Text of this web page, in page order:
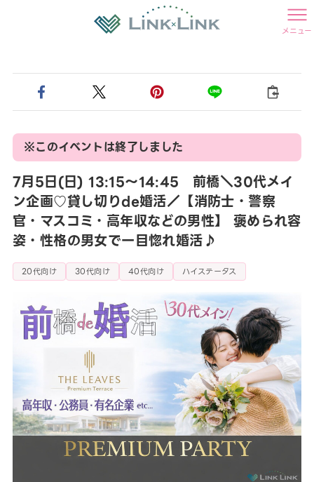
メニュー
※このイベントは終了しました
7月5日(日) 13:15〜14:45 前橋＼30代メイ
ン企画♡貸し切りde婚活／【消防士・警察
官・マスコミ・高年収などの男性】 褒められ容
姿・性格の男女で一目惚れ婚活♪
20代向け 30代向け 40代向け ハイステータス